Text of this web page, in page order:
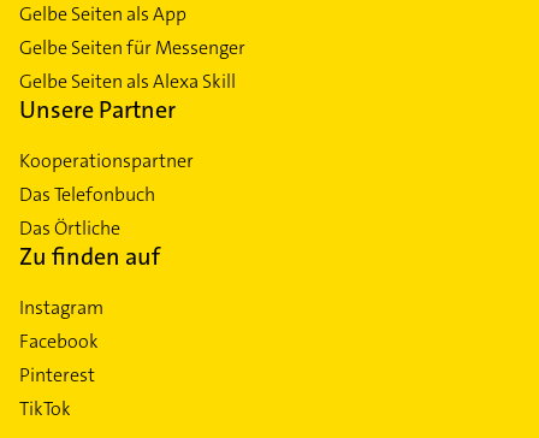
Gelbe Seiten als App
Gelbe Seiten für Messenger
Gelbe Seiten als Alexa Skill
Unsere Partner
Kooperationspartner
Das Telefonbuch
Das Örtliche
Zu finden auf
Instagram
Facebook
Pinterest
TikTok